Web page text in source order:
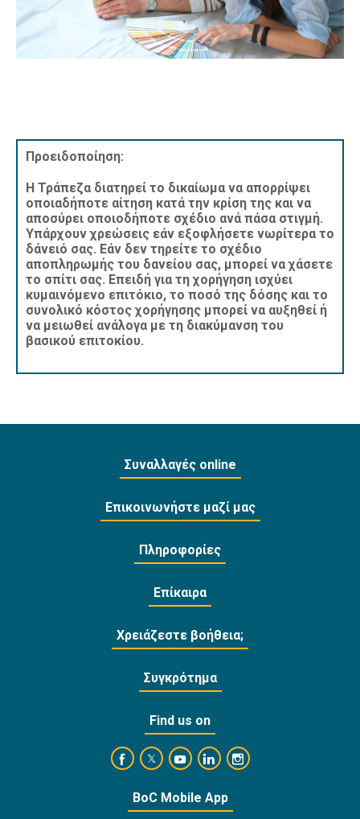
Προειδοποίηση:
Η Τράπεζα διατηρεί το δικαίωμα να απορρίψει
οποιαδήποτε αίτηση κατά την κρίση της και να
αποσύρει οποιοδήποτε σχέδιο ανά πάσα στιγμή.
Υπάρχουν χρεώσεις εάν εξοφλήσετε νωρίτερα το
δάνειό σας. Εάν δεν τηρείτε το σχέδιο
αποπληρωμής του δανείου σας, μπορεί να χάσετε
το σπίτι σας. Επειδή για τη χορήγηση ισχύει
κυμαινόμενο επιτόκιο, το ποσό της δόσης και το
συνολικό κόστος χορήγησης μπορεί να αυξηθεί ή
να μειωθεί ανάλογα με τη διακύμανση του
βασικού επιτοκίου.
Συναλλαγές online
Επικοινωνήστε μαζί μας
Πληροφορίες
Επίκαιρα
Χρειάζεστε βοήθεια;
Συγκρότημα
Find us on
https://www.facebook.com/
https://twitter.com/bankofcyprus_
https://www.youtube.com/user/
https://www.linkedin.com/
https://
BoC Mobile App